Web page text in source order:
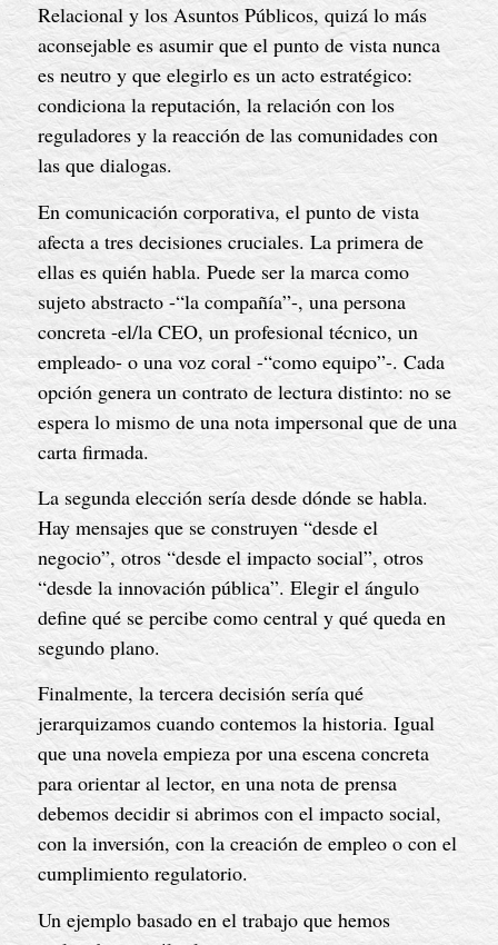
Relacional y los Asuntos Públicos, quizá lo más
aconsejable es asumir que el punto de vista nunca
es neutro y que elegirlo es un acto estratégico:
condiciona la reputación, la relación con los
reguladores y la reacción de las comunidades con
las que dialogas.
En comunicación corporativa, el punto de vista
afecta a tres decisiones cruciales. La primera de
ellas es quién habla. Puede ser la marca como
sujeto abstracto -“la compañía”-, una persona
concreta -el/la CEO, un profesional técnico, un
empleado- o una voz coral -“como equipo”-. Cada
opción genera un contrato de lectura distinto: no se
espera lo mismo de una nota impersonal que de una
carta firmada.
La segunda elección sería desde dónde se habla.
Hay mensajes que se construyen “desde el
negocio”, otros “desde el impacto social”, otros
“desde la innovación pública”. Elegir el ángulo
define qué se percibe como central y qué queda en
segundo plano.
Finalmente, la tercera decisión sería qué
jerarquizamos cuando contemos la historia. Igual
que una novela empieza por una escena concreta
para orientar al lector, en una nota de prensa
debemos decidir si abrimos con el impacto social,
con la inversión, con la creación de empleo o con el
cumplimiento regulatorio.
Un ejemplo basado en el trabajo que hemos